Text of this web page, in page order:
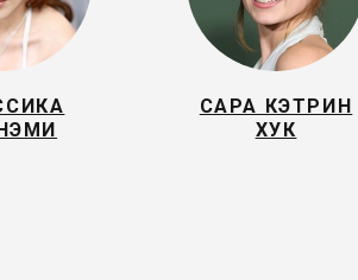
САРА КЭТРИН
ХУК